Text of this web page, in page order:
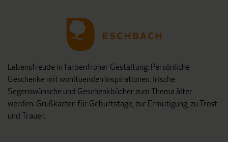
Lebensfreude in farbenfroher Gestaltung: Persönliche
Geschenke mit wohltuenden Inspirationen. Irische
Segenswünsche und Geschenkbücher zum Thema älter
werden. Grußkarten für Geburtstage, zur Ermutigung, zu Trost
und Trauer.